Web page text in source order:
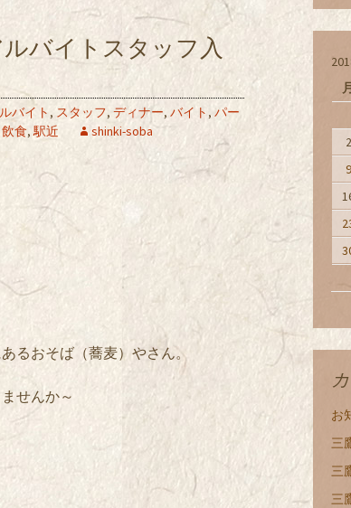
バイトスタッフ入
バイト , スタッフ, ディナー, バイト , パー
飲食,駅近 shinki-soba
るおそば（蕎麦）やさん。
せんか～
2
9
お
三
三
三